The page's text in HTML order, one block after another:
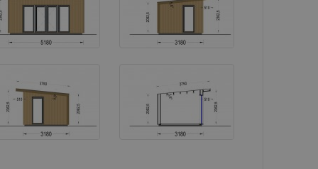
nutné soubory Výkonové soubory Soubory cílení
umožňují základní funkce webových stránek, jako je přihlášení uživatele a správa
Vyprší
Cookie generovaný aplikacemi založenými na jazyce PHP. Toto je
číslo, jeho použití může být specifické pro daný web, ale dobrým
přihlášeného stavu uživatele mezi stránkami.